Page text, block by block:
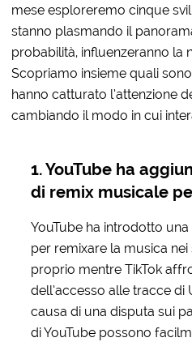
mese esploreremo cinque
stanno plasmando il
probabilità, influenzeranno la
Scopriamo insieme quali
hanno catturato l’attenzione
cambiando il modo in cui
1. YouTube ha
di remix musicale
YouTube ha introdotto
per remixare la musica
proprio mentre TikTok
dell’accesso alle tracce di
causa di una disputa sui
di YouTube possono